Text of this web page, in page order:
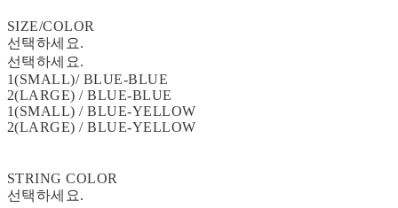
SIZE/COLOR
선택하세요.
선택하세요.
1(SMALL)/ BLUE-BLUE
2(LARGE) / BLUE-BLUE
1(SMALL) / BLUE-YELLOW
2(LARGE) / BLUE-YELLOW
STRING COLOR
선택하세요.